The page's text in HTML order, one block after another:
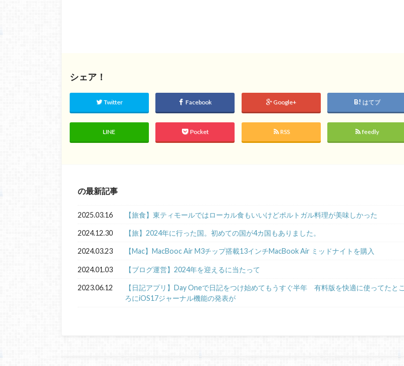
シェア！
Twitter Facebook Google+ はてブ
LINE Pocket RSS feedly
の最新記事
2025.03.16 【旅食】東ティモールではローカル食もいいけどポルトガル料理が美味しかった
2024.12.30 【旅】2024年に行った国。初めての国が4カ国もありました。
2024.03.23 【Mac】MacBooc Air M3チップ搭載13インチMacBook Air ミッドナイトを購入
2024.01.03 【ブログ運営】2024年を迎えるに当たって
2023.06.12
【日記アプリ】Day Oneで日記をつけ始めてもうすぐ半年 有料版を快適に使ってたとこ
ろにiOS17ジャーナル機能の発表が